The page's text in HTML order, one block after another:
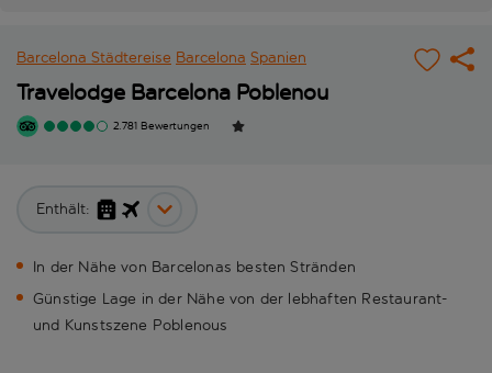
Barcelona Städtereise Barcelona Spanien
Travelodge Barcelona Poblenou
2.781 Bewertungen
Enthält:
In der Nähe von Barcelonas besten Stränden
Günstige Lage in der Nähe von der lebhaften Restaurant-
und Kunstszene Poblenous